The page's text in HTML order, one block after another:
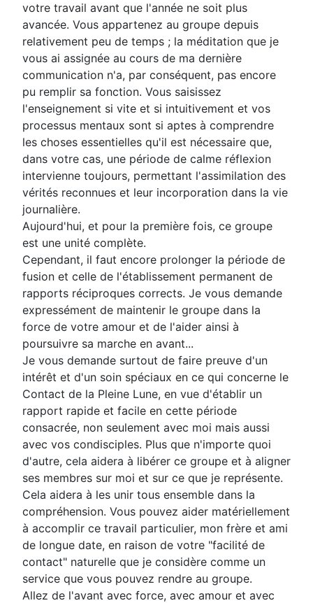
votre travail avant que l'année ne soit plus
avancée. Vous appartenez au groupe depuis
relativement peu de temps ; la méditation que je
vous ai assignée au cours de ma dernière
communication n'a, par conséquent, pas encore
pu remplir sa fonction. Vous saisissez
l'enseignement si vite et si intuitivement et vos
processus mentaux sont si aptes à comprendre
les choses essentielles qu'il est nécessaire que,
dans votre cas, une période de calme réflexion
intervienne toujours, permettant l'assimilation des
vérités reconnues et leur incorporation dans la vie
journalière.
Aujourd'hui, et pour la première fois, ce groupe
est une unité complète.
Cependant, il faut encore prolonger la période de
fusion et celle de l'établissement permanent de
rapports réciproques corrects. Je vous demande
expressément de maintenir le groupe dans la
force de votre amour et de l'aider ainsi à
poursuivre sa marche en avant...
Je vous demande surtout de faire preuve d'un
intérêt et d'un soin spéciaux en ce qui concerne le
Contact de la Pleine Lune, en vue d'établir un
rapport rapide et facile en cette période
consacrée, non seulement avec moi mais aussi
avec vos condisciples. Plus que n'importe quoi
d'autre, cela aidera à libérer ce groupe et à aligner
ses membres sur moi et sur ce que je représente.
Cela aidera à les unir tous ensemble dans la
compréhension. Vous pouvez aider matériellement
à accomplir ce travail particulier, mon frère et ami
de longue date, en raison de votre "facilité de
contact" naturelle que je considère comme un
service que vous pouvez rendre au groupe.
Allez de l'avant avec force, avec amour et avec